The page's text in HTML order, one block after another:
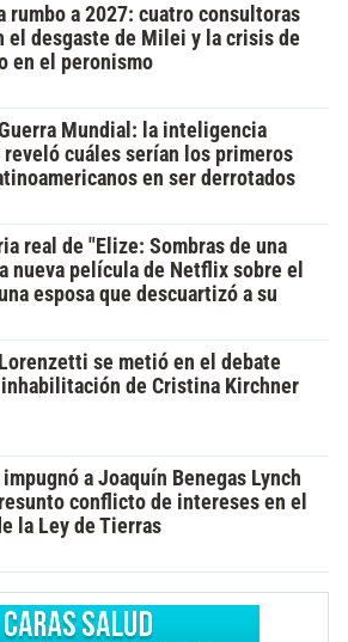
rumbo a 2027: cuatro consultoras
el desgaste de Milei y la crisis de
en el peronismo
Mundial: la inteligencia
cuáles serían los primeros
en ser derrotados
real de "Elize: Sombras de una
nueva película de Netflix sobre el
esposa que descuartizó a su
se metió en el debate
de Cristina Kirchner
a Joaquín Benegas Lynch
conflicto de intereses en el
la Ley de Tierras